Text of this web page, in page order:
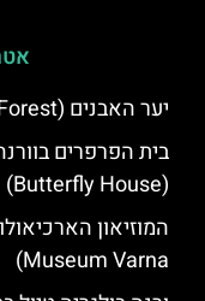
יער האבנים (Stone Forest) ליד ורנה
בית הפרפרים
(Butterfly House)
Museum Varna)